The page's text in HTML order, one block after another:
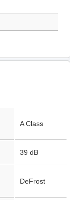
A Class
39 dB
DeFrost